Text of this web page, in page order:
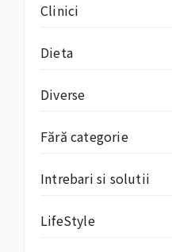
Clinici
Dieta
Diverse
Fără categorie
Intrebari si solutii
LifeStyle